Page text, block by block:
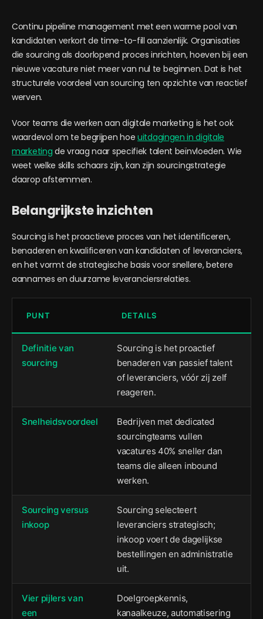
Continu pipeline management met een warme pool van
kandidaten verkort de time-to-fill aanzienlijk. Organisaties
die sourcing als doorlopend proces inrichten, hoeven bij een
nieuwe vacature niet meer van nul te beginnen. Dat is het
structurele voordeel van sourcing ten opzichte van reactief
werven.
Voor teams die werken aan digitale marketing is het ook
waardevol om te begrijpen hoe uitdagingen in digitale
marketing de vraag naar specifiek talent beïnvloeden. Wie
weet welke skills schaars zijn, kan zijn sourcingstrategie
daarop afstemmen.
Belangrijkste inzichten
Sourcing is het proactieve proces van het identificeren,
benaderen en kwalificeren van kandidaten of leveranciers,
en het vormt de strategische basis voor snellere, betere
aannames en duurzame leveranciersrelaties.
PUNT DETAILS
Definitie van
sourcing
Sourcing is het proactief
benaderen van passief talent
of leveranciers, vóór zij zelf
reageren.
Snelheidsvoordeel
Bedrijven met dedicated
sourcingteams vullen
vacatures 40% sneller dan
teams die alleen inbound
werken.
Sourcing versus
inkoop
Sourcing selecteert
leveranciers strategisch;
inkoop voert de dagelijkse
bestellingen en administratie
uit.
Vier pijlers van
een
Doelgroepkennis,
kanaalkeuze, automatisering